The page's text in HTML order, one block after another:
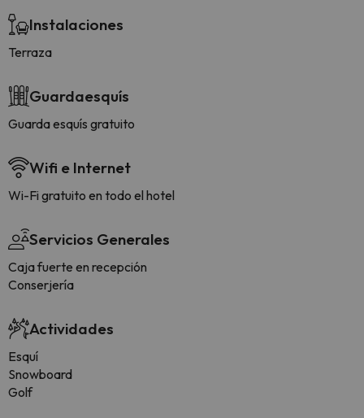
Instalaciones
Terraza
Guardaesquís
Guarda esquís gratuito
Wifi e Internet
Wi-Fi gratuito en todo el hotel
Servicios Generales
Caja fuerte en recepción
Conserjería
Actividades
Esquí
Snowboard
Golf